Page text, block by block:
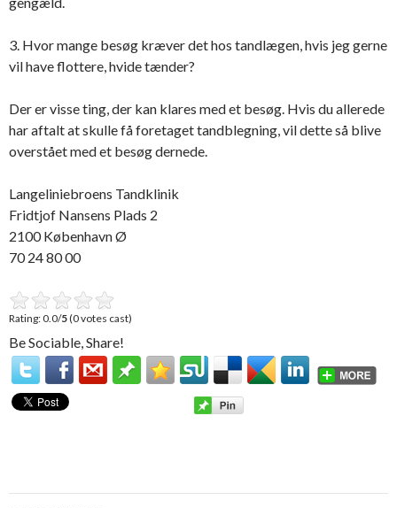
3. Hvor mange besøg kræver det hos tandlægen, hvis jeg gerne
vil have flottere, hvide tænder?
Der er visse ting, der kan klares med et besøg. Hvis du allerede
har aftalt at skulle få foretaget tandblegning, vil dette så blive
overstået med et besøg dernede.
Langeliniebroens Tandklinik
Fridtjof Nansens Plads 2
2100 København Ø
70 24 80 00
Rating: 0.0/5(0 votes cast)
Be Sociable, Share!